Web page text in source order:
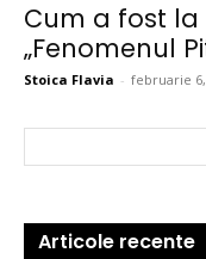
Cum a fost
„Fenomenul
Stoica Flavia - februarie 6,
Articole recente